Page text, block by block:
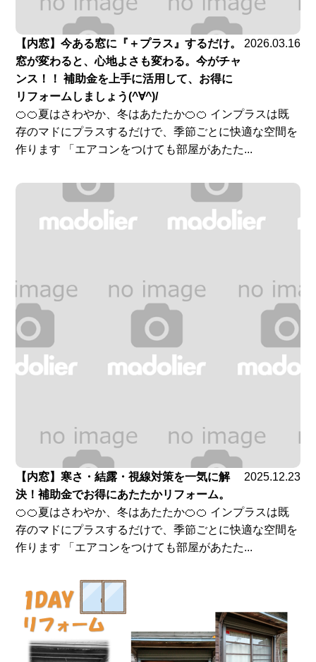
【内窓】今ある窓に『＋プラス』するだけ。
窓が変わると、心地よさも変わる。今がチャ
ンス！！ 補助金を上手に活用して、お得に
リフォームしましょう(^∀^)/
2026.03.16
🍊🍊夏はさわやか、冬はあたたか🍊🍊 インプラスは既
存のマドにプラスするだけで、季節ごとに快適な空間を
作ります 「エアコンをつけても部屋があたた...
【内窓】寒さ・結露・視線対策を一気に解
決！補助金でお得にあたたかリフォーム。
2025.12.23
🍊🍊夏はさわやか、冬はあたたか🍊🍊 インプラスは既
存のマドにプラスするだけで、季節ごとに快適な空間を
作ります 「エアコンをつけても部屋があたた...